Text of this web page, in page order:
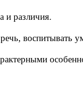
и различия.
воспитывать